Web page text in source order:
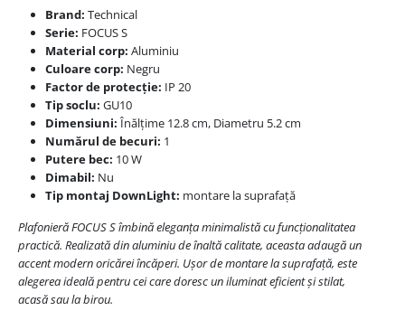
Brand: Technical
Serie: FOCUS S
Material corp: Aluminiu
Culoare corp: Negru
Factor de protecție: IP 20
Tip soclu: GU10
Dimensiuni: Înălțime 12.8 cm, Diametru 5.2 cm
Numărul de becuri: 1
Putere bec: 10 W
Dimabil: Nu
Tip montaj DownLight: montare la suprafață
Plafonieră FOCUS S îmbină eleganța minimalistă cu funcționalitatea
practică. Realizată din aluminiu de înaltă calitate, aceasta adaugă un
accent modern oricărei încăperi. Ușor de montare la suprafață, este
alegerea ideală pentru cei care doresc un iluminat eficient și stilat,
acasă sau la birou.